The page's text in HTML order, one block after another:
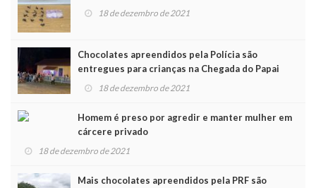
18 de dezembro de 2021
Chocolates apreendidos pela Polícia são
entregues para crianças na Chegada do Papai
Noel 18 de dezembro de 2021
Homem é preso por agredir e manter mulher em
cárcere privado
18 de dezembro de 2021
Mais chocolates apreendidos pela PRF são